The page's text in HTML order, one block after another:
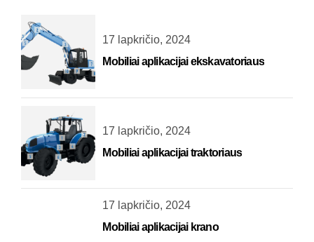
17 lapkričio, 2024
Mobiliai aplikacijai ekskavatoriaus
17 lapkričio, 2024
Mobiliai aplikacijai traktoriaus
17 lapkričio, 2024
Mobiliai aplikacijai krano